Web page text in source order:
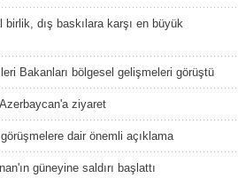
dış baskılara karşı en büyük
Bakanları bölgesel gelişmeleri görüştü
ziyaret
dair önemli açıklama
güneyine saldırı başlattı